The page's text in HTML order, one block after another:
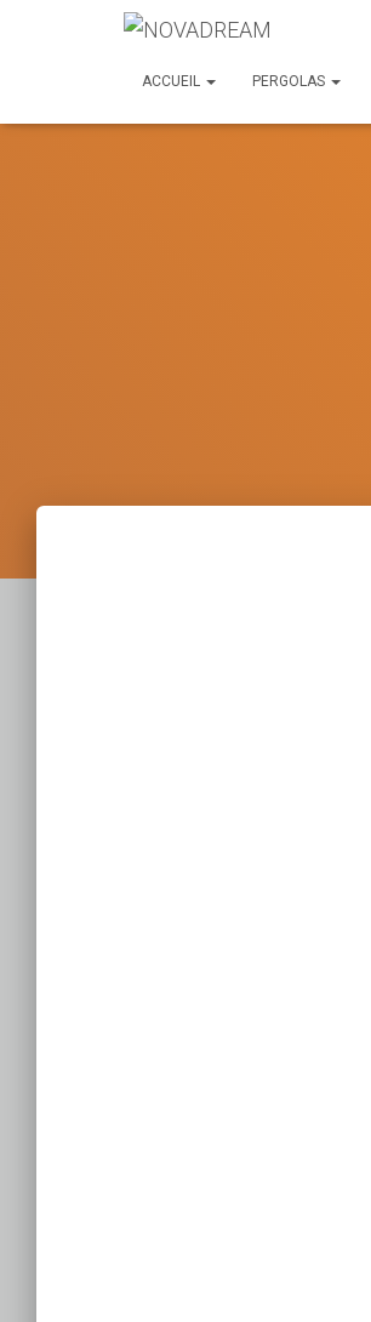
ACCUEIL PERGOLAS